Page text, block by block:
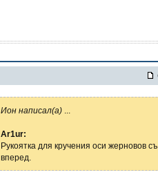
Ион написал(а)
Ar1ur:
Рукоятка для кручения оси жерновов
вперед.